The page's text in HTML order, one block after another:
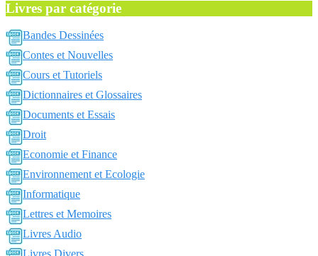
Livres par catégorie
Bandes Dessinées
Contes et Nouvelles
Cours et Tutoriels
Dictionnaires et Glossaires
Documents et Essais
Droit
Economie et Finance
Environnement et Ecologie
Informatique
Lettres et Memoires
Livres Audio
Livres Divers